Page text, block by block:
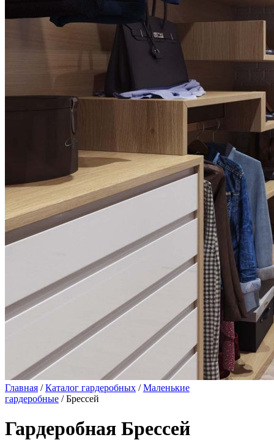
Главная /Каталог гардеробных /Маленькие
гардеробные / Брессей
Гардеробная Брессей